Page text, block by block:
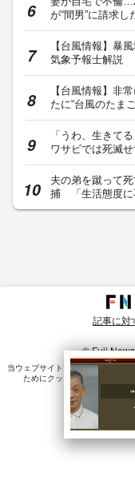
が“間男”に請求
【台風情報】暴
気象予報士解説
【台風情報】非
たに“台風のたま
「うわ、生きて
ワサビでは死滅
夫の弟を蹴って
捕 「生活態度
記事に対
© Fuji
当ウェブサイトでは、ユーザのニ
ためにクッキーを使⽤していま